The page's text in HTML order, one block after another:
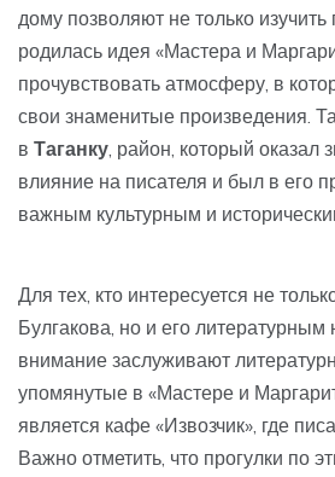
дому позволяют не только изучить
родилась идея «Мастера и
прочувствовать атмосферу, в
свои знаменитые произведения.
в Таганку, район, который оказал
влияние на писателя и был в его
важным культурным и
Для тех, кто интересуется не
Булгакова, но и его
внимание заслуживают
упомянутые в «Мастере и
является кафе «Извозчик», где
Важно отметить, что прогулки по